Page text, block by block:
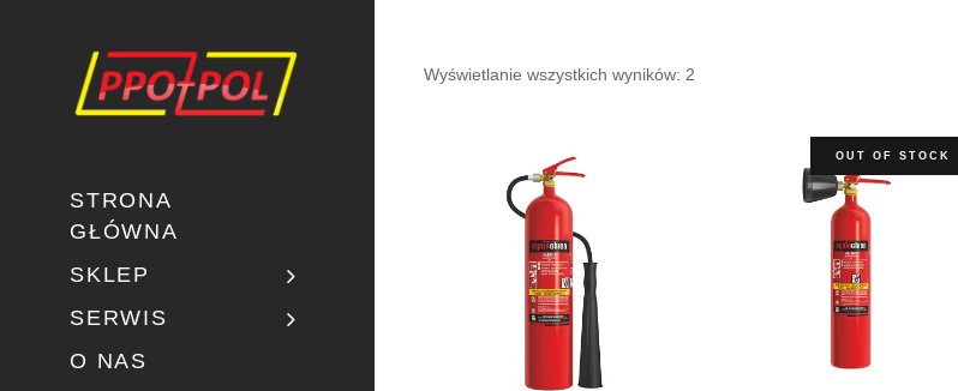
STRONA
GŁÓWNA
SKLEP
SERWIS
O NAS
Wyświetlanie wszystkich wyników: 2
OUT OF STOCK